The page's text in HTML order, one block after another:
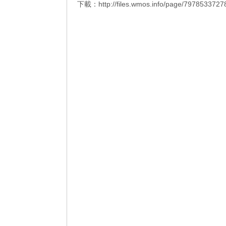
下載： http://files.wmos.info/page/